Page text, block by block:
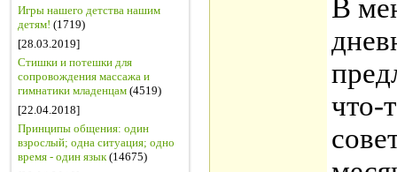
Игры нашего детства нашим
детям! (1719)
[28.03.2019]
Стишки и потешки для
сопровождения массажа и
гимнатики младенцам (4519)
[22.04.2018]
Принципы общения: один
взрослый; одна ситуация; одно
время - один язык(14675)
В
что-